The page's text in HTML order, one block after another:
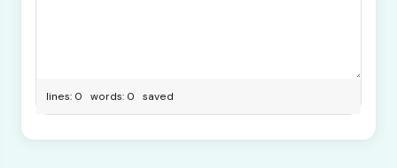
lines: 0 words: 0 saved